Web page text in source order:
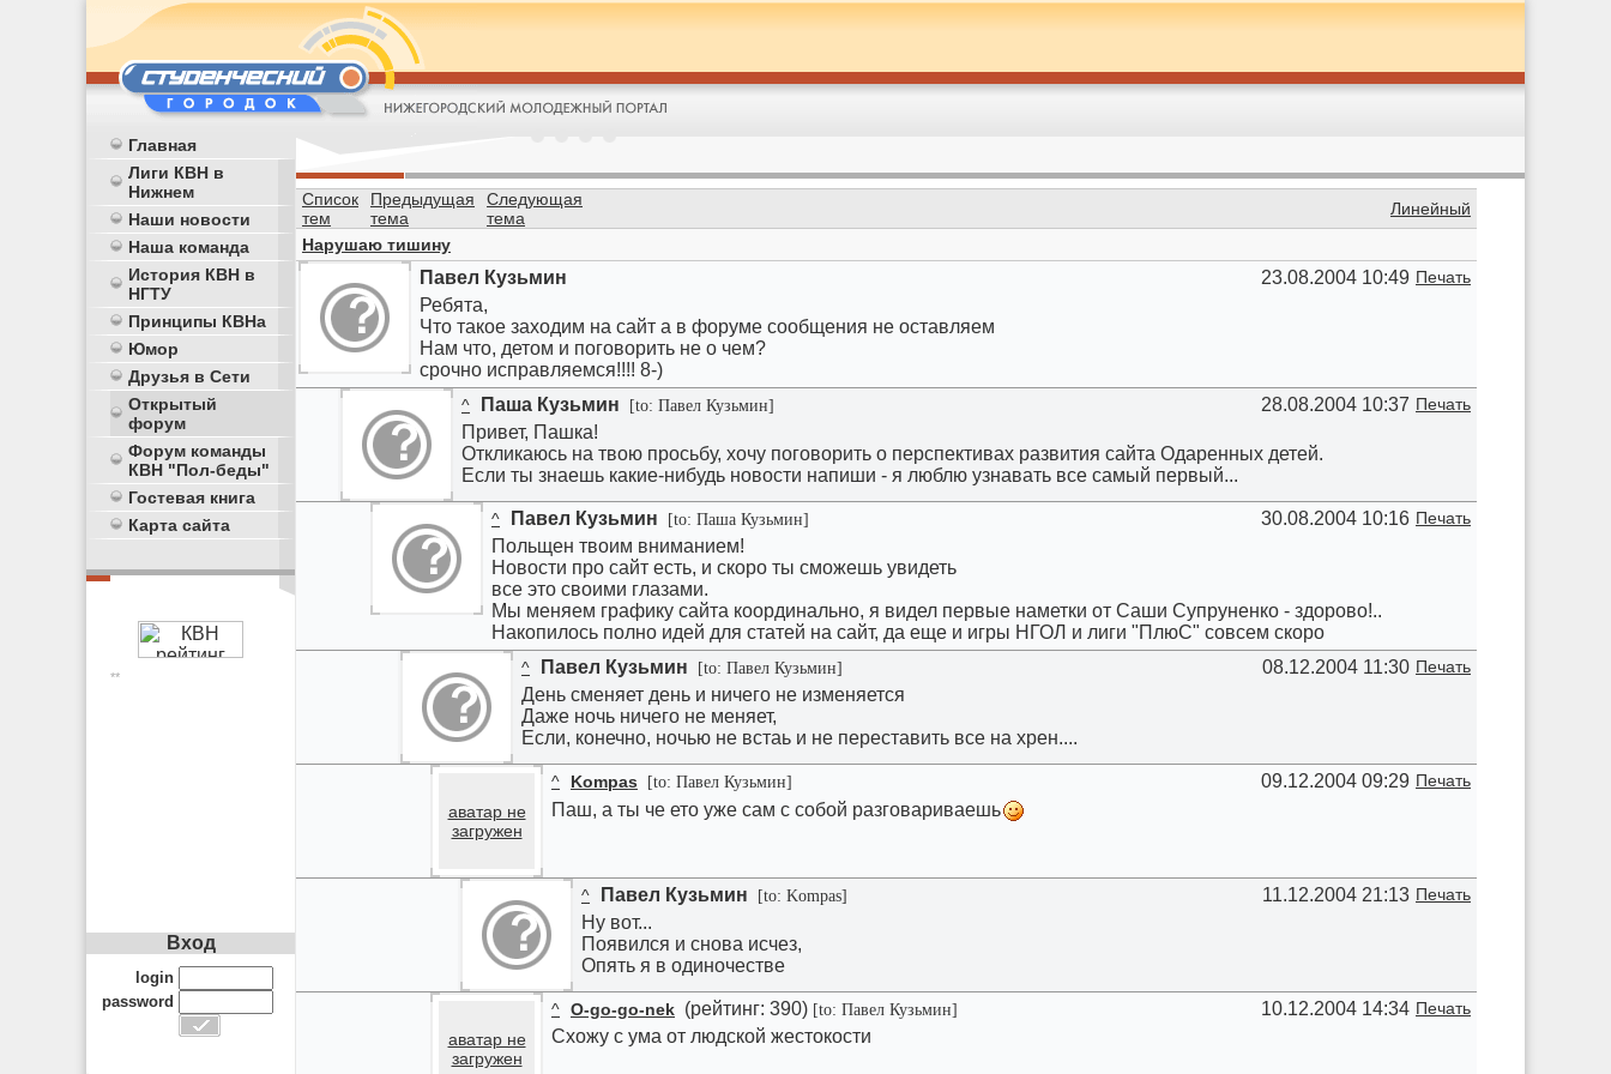
Главная
Лиги КВН в
Нижнем
Наши новости
Наша команда
История КВН в
НГТУ
Принципы КВНа
Юмор
Друзья в Сети
Открытый
форум
Форум команды
КВН "Пол-беды"
Гостевая книга
Карта сайта
**
Список
тем
Предыдущая
тема
Следующая
тема
Линейный
Нарушаю тишину
Павел Кузьмин
23.08.2004 10:49
Ребята,
Что такое заходим на сайт а в форуме сообщения не оставляем
Нам что, детом и поговорить не о чем?
срочно исправляемся!!!! 8-)
Печать
^ Паша Кузьмин [to: Павел Кузьмин]
28.08.2004 10:37
Привет, Пашка!
Откликаюсь на твою просьбу, хочу поговорить о перспективах развития сайта Одаренных детей.
Если ты знаешь какие-нибудь новости напиши - я люблю узнавать все самый первый...
Печать
^ Павел Кузьмин [to: Паша Кузьмин]
30.08.2004 10:16
Польщен твоим вниманием!
Новости про сайт есть, и скоро ты сможешь увидеть
все это своими глазами.
Мы меняем графику сайта координально, я видел первые наметки от Саши Супруненко - здорово!..
Накопилось полно идей для статей на сайт, да еще и игры НГОЛ и лиги "ПлюС" совсем скоро
Печать
^ Павел Кузьмин [to: Павел Кузьмин]
08.12.2004 11:30
День сменяет день и ничего не изменяется
Даже ночь ничего не меняет,
Если, конечно, ночью не встаь и не переставить все на хрен....
Печать
аватар не
загружен
^ Kompas [to: Павел Кузьмин]
09.12.2004 09:29
Паш, а ты че ето уже сам с собой разговариваешь
Печать
^ Павел Кузьмин [to: Kompas]
11.12.2004 21:13
Ну вот...
Появился и снова исчез,
Опять я в одиночестве
Печать
аватар не
загружен
^ O-go-go-nek (рейтинг: 390) [to: Павел Кузьмин]
10.12.2004 14:34
Схожу с ума от людской жестокости
Печать
Вход
login
password